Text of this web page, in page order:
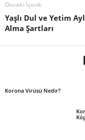
Önceki İçerik
Yaşlı Dul ve Yetim
Alma Şartları
Korona Virüsü Nedir?